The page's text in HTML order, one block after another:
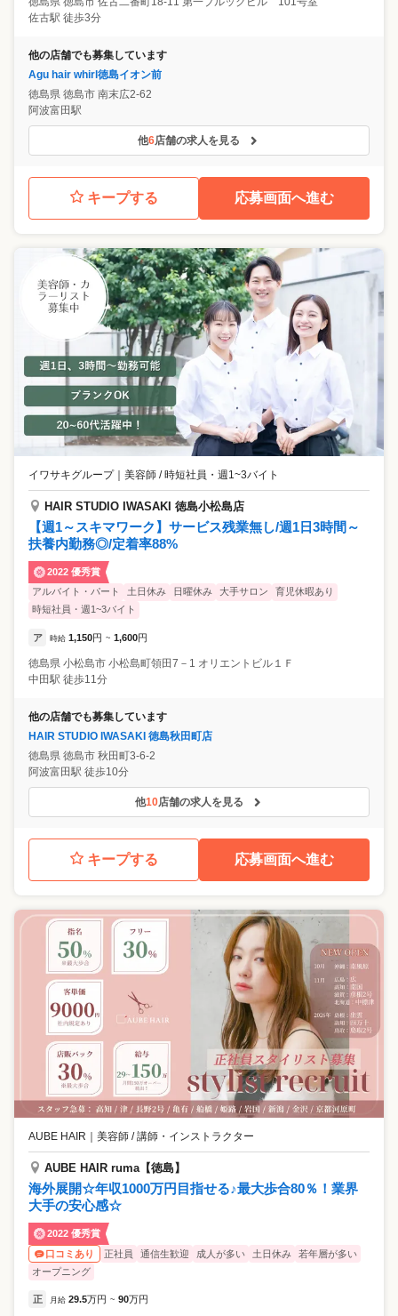
佐古駅 徒歩3分
他の店舗でも募集しています
Agu hair whirl徳島イオン前
徳島県 徳島市 南末広2-62
阿波富田駅
他6店舗の求人を見る
キープする 応募画面へ進む
イワサキグループ｜ 美容師 / 時短社員・週1~3バイト
HAIR STUDIO IWASAKI 徳島小松島店
【週1～スキマワーク】サービス残業無し/週1日3時間～
扶養内勤務◎/定着率88%
2022 優秀賞
アルバイト・パート
土日休み 日曜休み 大手サロン
育児休暇あり
時短社員・週1~3バイト
ア 時給 1,150円 ~ 1,600円
徳島県 小松島市 小松島町領田7－1 オリエントビル１Ｆ
中田駅 徒歩11分
他の店舗でも募集しています
HAIR STUDIO IWASAKI 徳島秋田町店
徳島県 徳島市 秋田町3-6-2
阿波富田駅 徒歩10分
他10店舗の求人を見る
キープする 応募画面へ進む
AUBE HAIR 美容師 / 講師・インストラクター
AUBE HAIR ruma【徳島】
海外展開☆年収1000万円目指せる♪最大歩合80％！業界
大手の安心感☆
2022 優秀賞
口コミあり
正社員 通信生歓迎 成人が多い 土日休み
若年層が多い
オープニング
正 月給 29.5万円 ~ 90万円